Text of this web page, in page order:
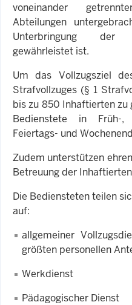
voneinander
Abteilungen
Unterbringung der
gewährleistet ist.
Um das Vollzugsziel
Strafvollzuges (§ 1
bis zu 850 Inhaftierten zu
Bedienstete in Früh-
Feiertags- und
Zudem unterstützen
Betreuung der
Die Bediensteten teilen
auf:
allgemeiner
größten personellen
Werkdienst
Pädagogischer Dienst